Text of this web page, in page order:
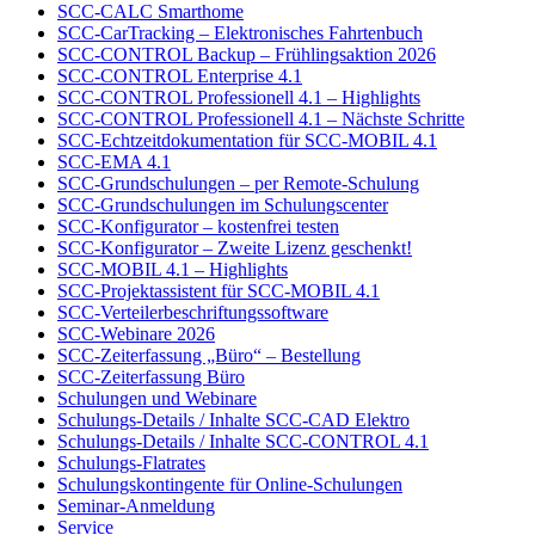
SCC-CALC Smarthome
SCC-CarTracking – Elektronisches Fahrtenbuch
SCC-CONTROL Backup – Frühlingsaktion 2026
SCC-CONTROL Enterprise 4.1
SCC-CONTROL Professionell 4.1 – Highlights
SCC-CONTROL Professionell 4.1 – Nächste Schritte
SCC-Echtzeitdokumentation für SCC-MOBIL 4.1
SCC-EMA 4.1
SCC-Grundschulungen – per Remote-Schulung
SCC-Grundschulungen im Schulungscenter
SCC-Konfigurator – kostenfrei testen
SCC-Konfigurator – Zweite Lizenz geschenkt!
SCC-MOBIL 4.1 – Highlights
SCC-Projektassistent für SCC-MOBIL 4.1
SCC-Verteilerbeschriftungssoftware
SCC-Webinare 2026
SCC-Zeiterfassung „Büro“ – Bestellung
SCC-Zeiterfassung Büro
Schulungen und Webinare
Schulungs-Details / Inhalte SCC-CAD Elektro
Schulungs-Details / Inhalte SCC-CONTROL 4.1
Schulungs-Flatrates
Schulungskontingente für Online-Schulungen
Seminar-Anmeldung
Service